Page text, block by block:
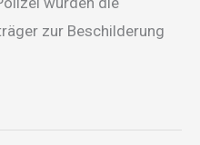
zur Beschilderung